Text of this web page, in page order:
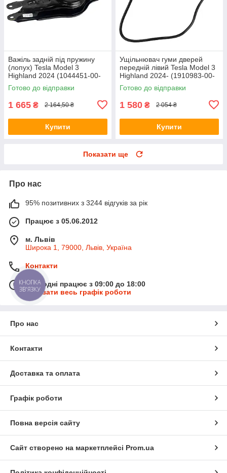
Важіль задній під пружину
(лопух) Tesla Model 3
Highland 2024 (1044451-00-
F) (оригінал, б/в)
Готово до відправки
1 665 ₴ 2 164,50 ₴
Купити
Ущільнювач гуми дверей
передній лівий Tesla Model 3
Highland 2024- (1910983-00-
C) (оригінал, б/в)
Готово до відправки
1 580 ₴ 2 054 ₴
Купити
Показати ще
Про нас
95% позитивних з 3244 відгуків за рік
Працює з 05.06.2012
м. Львів
Широка 1, 79000, Львів, Україна
Контакти
Сьогодні працює з 09:00 до 18:00
Показати весь графік роботи
Про нас
Контакти
Доставка та оплата
Графік роботи
Повна версія сайту
Сайт створено на маркетплейсі Prom.ua
КНОПКА
ЗВ'ЯЗКУ